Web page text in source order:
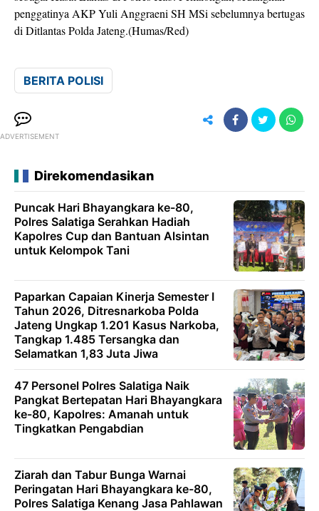
penggatinya AKP Yuli Anggraeni SH MSi sebelumnya bertugas
di Ditlantas Polda Jateng.(Humas/Red)
BERITA POLISI
ADVERTISEMENT
Direkomendasikan
Puncak Hari Bhayangkara ke-80,
Polres Salatiga Serahkan Hadiah
Kapolres Cup dan Bantuan Alsintan
untuk Kelompok Tani
Paparkan Capaian Kinerja Semester I
Tahun 2026, Ditresnarkoba Polda
Jateng Ungkap 1.201 Kasus Narkoba,
Tangkap 1.485 Tersangka dan
Selamatkan 1,83 Juta Jiwa
47 Personel Polres Salatiga Naik
Pangkat Bertepatan Hari Bhayangkara
ke-80, Kapolres: Amanah untuk
Tingkatkan Pengabdian
Ziarah dan Tabur Bunga Warnai
Peringatan Hari Bhayangkara ke-80,
Polres Salatiga Kenang Jasa Pahlawan